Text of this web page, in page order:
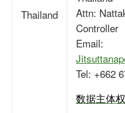
Thailand
Attn:
Controller
Email:
Tel: +662
数据主体